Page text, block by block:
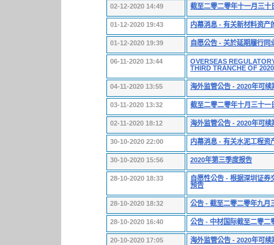
02-12-2020 14:49 截至二零二零年十一月三十
01-12-2020 19:43 内幕消息 - 有关新材料资产
01-12-2020 19:39 自愿公告 - 关於延期履行同
06-11-2020 13:44
OVERSEAS
THIRD TRANCHE OF
04-11-2020 13:55 海外监管公告 - 2020年可
03-11-2020 13:32 截至二零二零年十月三十一
02-11-2020 18:12 海外监管公告 - 2020年可
30-10-2020 22:00 内幕消息 - 有关水泥工程资
30-10-2020 15:56 2020年第三季度报告
28-10-2020 18:33
自愿性公告 - 根据深圳证券
预告
28-10-2020 18:32 公告 - 截至二零二零年九月
28-10-2020 16:40 公告 - 中材国际截至二零二
20-10-2020 17:05 海外监管公告 - 2020年可